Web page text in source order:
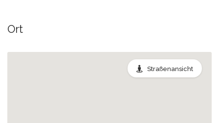
Barbarastraße 0.04 km
Ort
Straßenansicht